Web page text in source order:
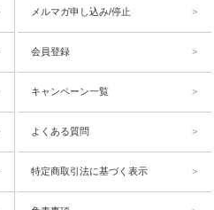
メルマガ申し込み/停止
会員登録
キャンペーン一覧
よくある質問
特定商取引法に基づく表示